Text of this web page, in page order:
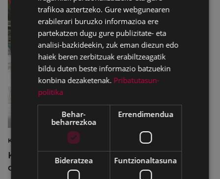
KIROLAK
Kirol-instalazioetako ordutegiak egokitu
dira abuztuan, hobekuntza-lanak egiteko
trafikoa aztertzeko. Gure webgunearen
erabilerari buruzko informazioa ere
partekatzen dugu gure publizitate- eta
analisi-bazkideekin, zuk eman diezun edo
haiek beren zerbitzuak erabiltzeagatik
bildu duten beste informazio batzuekin
konbina dezaketenak. Pribatutasun-
politika
Behar-
beharrezkoa
Errendimendua
Bideratzea Funtzionaltasuna